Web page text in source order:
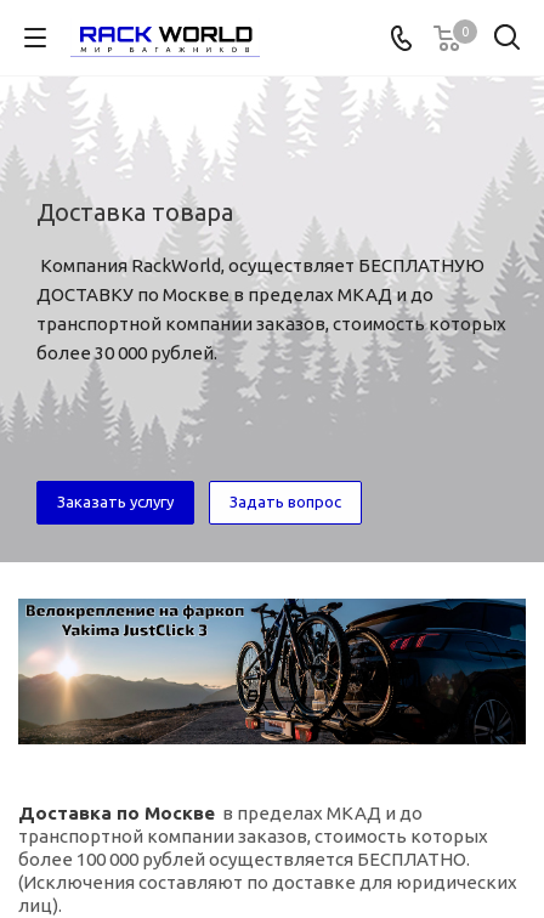
0
Доставка товара
Компания RackWorld, осуществляет БЕСПЛАТНУЮ
ДОСТАВКУ по Москве в пределах МКАД и до
транспортной компании заказов, стоимость которых
более 30 000 рублей.
Заказать услугу Задать вопрос
Доставка по Москве в пределах МКАД и до
транспортной компании заказов, стоимость которых
более 100 000 рублей осуществляется БЕСПЛАТНО.
(Исключения составляют по доставке для юридических
лиц).